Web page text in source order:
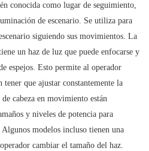
conocida como lugar de seguimiento,
de escenario. Se utiliza para
siguiendo sus movimientos. La
un haz de luz que puede enfocarse y
espejos. Esto permite al operador
que ajustar constantemente la
cabeza en movimiento están
y niveles de potencia para
Algunos modelos incluso tienen una
cambiar el tamaño del haz.